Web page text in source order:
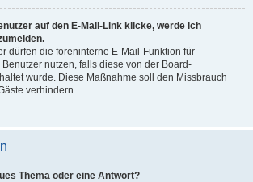
auf den E-Mail-Link klicke, werde ich
dürfen die foreninterne E-Mail-Funktion für
nutzen, falls diese von der Board-
wurde. Diese Maßnahme soll den Missbrauch
verhindern.
Thema oder eine Antwort?